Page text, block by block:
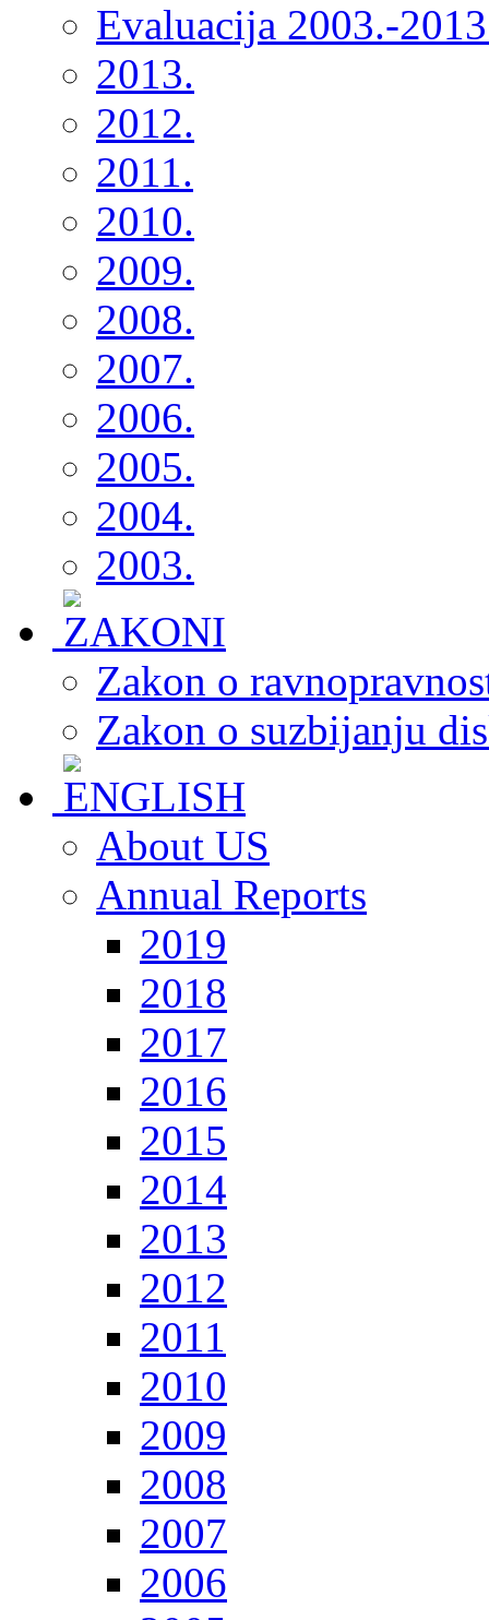
Evaluacija 2003.-
2013.
2012.
2011.
2010.
2009.
2008.
2007.
2006.
2005.
2004.
2003.
Zakon o
Zakon o suzbijanju
About US
Annual Reports
2019
2018
2017
2016
2015
2014
2013
2012
2011
2010
2009
2008
2007
2006